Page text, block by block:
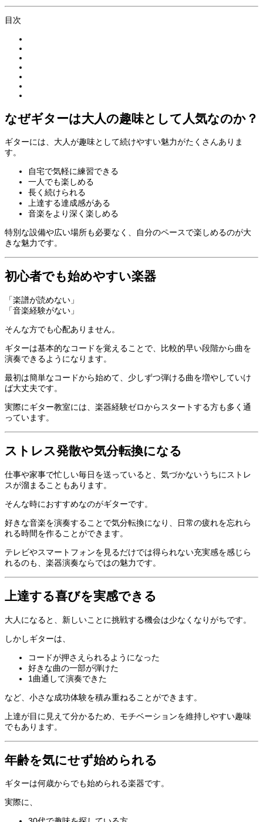
目次
なぜギターは大人の趣味として人気なのか？
ギターには、大人が趣味として続けやすい魅力がたくさんありま
す。
自宅で気軽に練習できる
一人でも楽しめる
長く続けられる
上達する達成感がある
音楽をより深く楽しめる
特別な設備や広い場所も必要なく、自分のペースで楽しめるのが大
きな魅力です。
初心者でも始めやすい楽器
「楽譜が読めない」
「音楽経験がない」
そんな方でも心配ありません。
ギターは基本的なコードを覚えることで、比較的早い段階から曲を
演奏できるようになります。
最初は簡単なコードから始めて、少しずつ弾ける曲を増やしていけ
ば大丈夫です。
実際にギター教室には、楽器経験ゼロからスタートする方も多く通
っています。
ストレス発散や気分転換になる
仕事や家事で忙しい毎日を送っていると、気づかないうちにストレ
スが溜まることもあります。
そんな時におすすめなのがギターです。
好きな音楽を演奏することで気分転換になり、日常の疲れを忘れら
れる時間を作ることができます。
テレビやスマートフォンを見るだけでは得られない充実感を感じら
れるのも、楽器演奏ならではの魅力です。
上達する喜びを実感できる
大人になると、新しいことに挑戦する機会は少なくなりがちです。
しかしギターは、
コードが押さえられるようになった
好きな曲の一部が弾けた
1曲通して演奏できた
など、小さな成功体験を積み重ねることができます。
上達が目に見えて分かるため、モチベーションを維持しやすい趣味
でもあります。
年齢を気にせず始められる
ギターは何歳からでも始められる楽器です。
実際に、